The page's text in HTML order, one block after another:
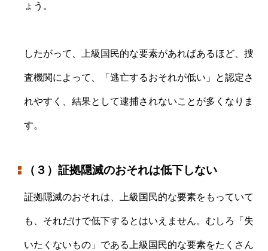
ょう。
したがって、上級国民的な要素があればあるほど、捜
査機関によって、「逃亡するおそれが低い」と認定さ
れやすく、結果として逮捕されないことが多くなりま
す。
（３）証拠隠滅のおそれは低下しない
証拠隠滅のおそれは、上級国民的な要素をもっていて
も、それだけで低下するとはいえません。むしろ「失
いたくないもの」である上級国民的な要素をたくさん